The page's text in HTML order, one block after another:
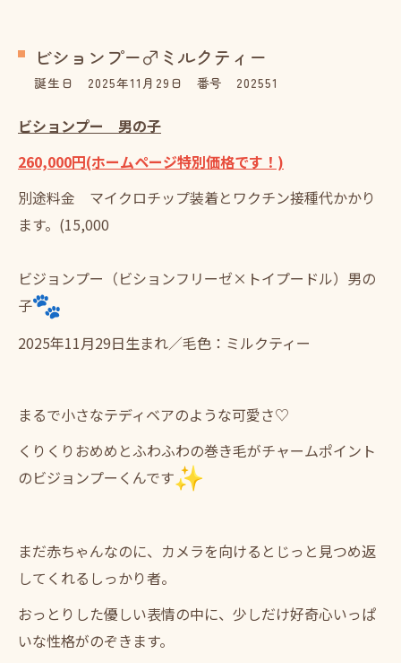
ビションプー♂ミルクティー
誕生日 2025年11月29日 番号 202551
ビションプー 男の子
260,000円(ホームページ特別価格です！)
別途料金 マイクロチップ装着とワクチン接種代かかり
ます。(15,000
ビジョンプー（ビションフリーゼ×トイプードル）男の
子
2025年11月29日生まれ／毛色：ミルクティー
まるで小さなテディベアのような可愛さ♡
くりくりおめめとふわふわの巻き毛がチャームポイント
のビジョンプーくんです
まだ赤ちゃんなのに、 カメラを向けるとじっと見つめ返
してくれるしっかり者。
おっとりした優しい表情の中に、 少しだけ好奇心いっぱ
いな性格がのぞきます。